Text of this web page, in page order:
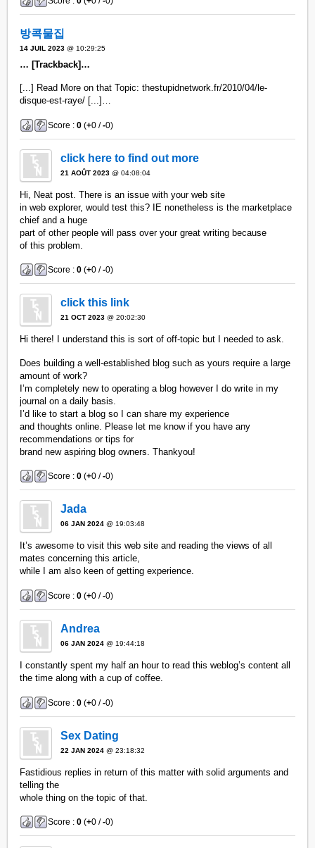
방콕물집
14 JUIL 2023 @ 10:29:25
… [Trackback]…
[...] Read More on that Topic: thestupidnetwork.fr/2010/04/le-
disque-est-raye/ [...]…
Score :0 (+0 /-0)
click here to find out more
21 AOÛT 2023 @ 04:08:04
Hi, Neat post. There is an issue with your web site
in web explorer, would test this? IE nonetheless is the marketplace
chief and a huge
part of other people will pass over your great writing because
of this problem.
Score :0 (+0 /-0)
click this link
21 OCT 2023 @ 20:02:30
Hi there! I understand this is sort of off-topic but I needed to ask.
Does building a well-established blog such as yours require a large
amount of work?
I’m completely new to operating a blog however I do write in my
journal on a daily basis.
I’d like to start a blog so I can share my experience
and thoughts online. Please let me know if you have any
recommendations or tips for
brand new aspiring blog owners. Thankyou!
Score :0 (+0 /-0)
Jada
06 JAN 2024 @ 19:03:48
It’s awesome to visit this web site and reading the views of all
mates concerning this article,
while I am also keen of getting experience.
Score :0 (+0 /-0)
Andrea
06 JAN 2024 @ 19:44:18
I constantly spent my half an hour to read this weblog’s content all
the time along with a cup of coffee.
Score :0 (+0 /-0)
Sex Dating
22 JAN 2024 @ 23:18:32
Fastidious replies in return of this matter with solid arguments and
telling the
whole thing on the topic of that.
Score :0 (+0 /-0)